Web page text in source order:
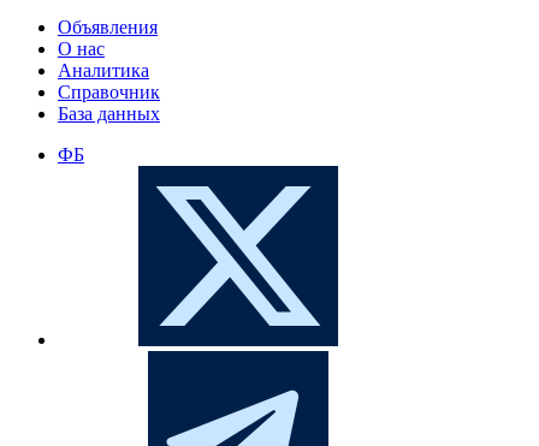
Объявления
О нас
Аналитика
Справочник
База данных
ФБ